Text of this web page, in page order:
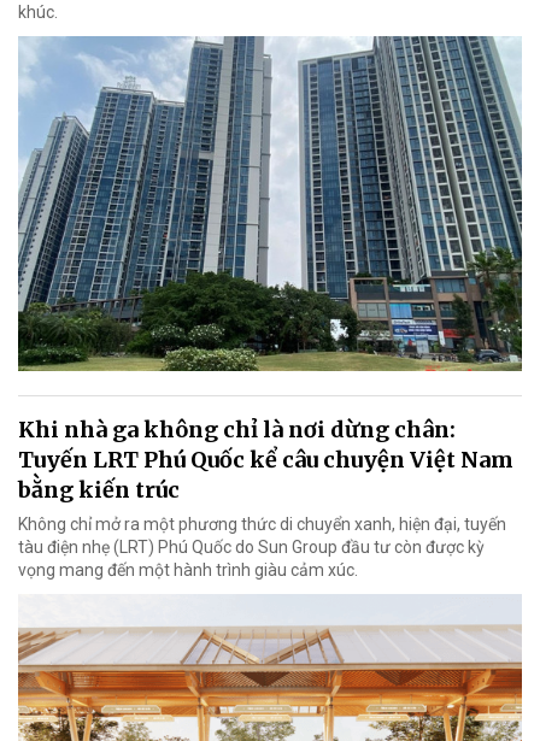
khúc.
Khi nhà ga không chỉ là nơi dừng chân:
Tuyến LRT Phú Quốc kể câu chuyện Việt Nam
bằng kiến trúc
Không chỉ mở ra một phương thức di chuyển xanh, hiện đại, tuyến
tàu điện nhẹ (LRT) Phú Quốc do Sun Group đầu tư còn được kỳ
vọng mang đến một hành trình giàu cảm xúc.